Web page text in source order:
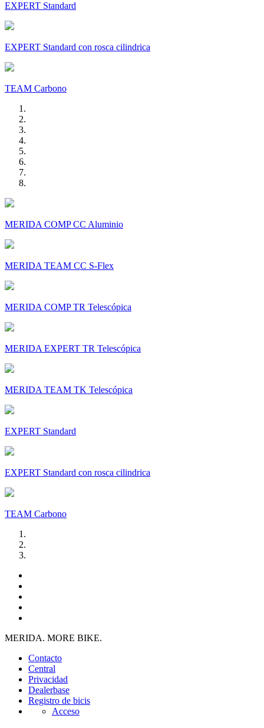
EXPERT Standard
EXPERT Standard con rosca cilindrica
TEAM Carbono
MERIDA COMP CC Aluminio
MERIDA TEAM CC S-Flex
MERIDA COMP TR Telescópica
MERIDA EXPERT TR Telescópica
MERIDA TEAM TK Telescópica
EXPERT Standard
EXPERT Standard con rosca cilindrica
TEAM Carbono
MERIDA. MORE BIKE.
Contacto
Central
Privacidad
Dealerbase
Registro de bicis
Acceso